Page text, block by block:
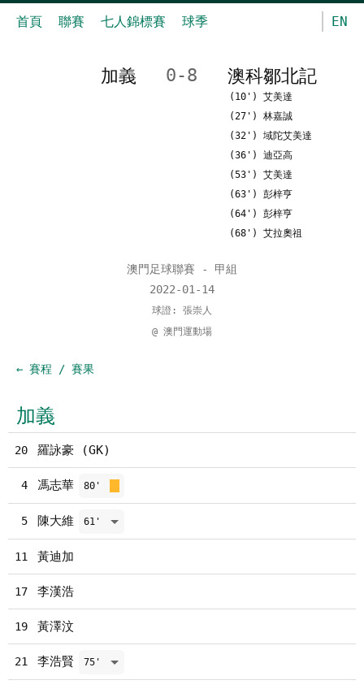
首頁 聯賽 七人錦標賽 球季 EN
加義 0-8 澳科鄒北記
(10') 艾美達
(27') 林嘉誠
(32') 域陀艾美達
(36') 迪亞高
(53') 艾美達
(63') 彭梓亨
(64') 彭梓亨
(68') 艾拉奧祖
澳門足球聯賽 - 甲組
2022-01-14
球證: 張崇人
@ 澳門運動場
← 賽程 / 賽果
加義
20 羅詠豪 (GK)
4 馮志華 80'
5 陳大維 61'
11 黃迪加
17 李漢浩
19 黃澤汶
21 李浩賢 75'